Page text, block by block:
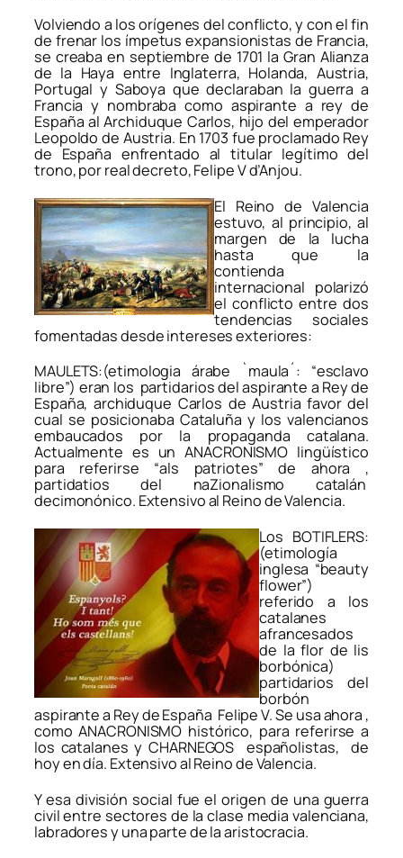
Volviendo a los orígenes del conflicto, y con el fin
de frenar los ímpetus expansionistas de Francia,
se creaba en septiembre de 1701 la Gran Alianza
de la Haya entre Inglaterra, Holanda, Austria,
Portugal y Saboya que declaraban la guerra a
Francia y nombraba como aspirante a rey de
España al Archiduque Carlos, hijo del emperador
Leopoldo de Austria. En 1703 fue proclamado Rey
de España enfrentado al titular legítimo del
trono, por real decreto, Felipe V d’Anjou.
El Reino de Valencia
estuvo, al principio, al
margen de la lucha
hasta que la
contienda
internacional polarizó
el conflicto entre dos
tendencias sociales
fomentadas desde intereses exteriores:
MAULETS:(etimologia árabe `maula´: “esclavo
libre”) eran los partidarios del aspirante a Rey de
España, archiduque Carlos de Austria favor del
cual se posicionaba Cataluña y los valencianos
embaucados por la propaganda catalana.
Actualmente es un ANACRONISMO lingüístico
para referirse “als patriotes” de ahora ,
partidatios del naZionalismo catalán
decimonónico. Extensivo al Reino de Valencia.
Los BOTIFLERS:
(etimología
inglesa “beauty
flower”)
referido a los
catalanes
afrancesados
de la flor de lis
borbónica)
partidarios del
borbón
aspirante a Rey de España Felipe V. Se usa ahora ,
como ANACRONISMO histórico, para referirse a
los catalanes y CHARNEGOS españolistas, de
hoy en día. Extensivo al Reino de Valencia.
Y esa división social fue el origen de una guerra
civil entre sectores de la clase media valenciana,
labradores y una parte de la aristocracia.